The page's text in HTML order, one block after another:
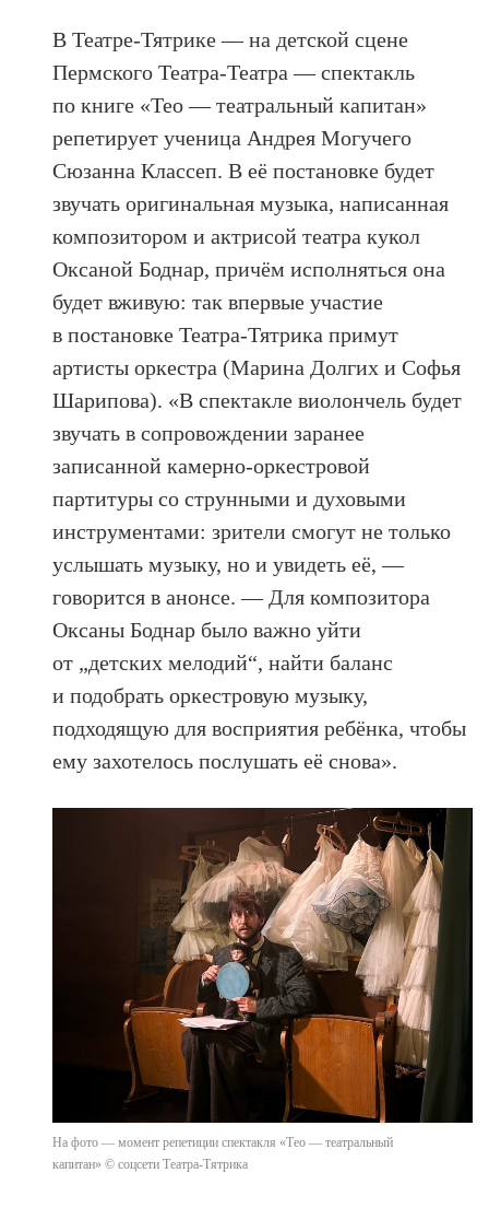
В Театре-Тятрике — на детской сцене
Пермского Театра-Театра — спектакль
по книге «Тео — театральный капитан»
репетирует ученица Андрея Могучего
Сюзанна Классеп. В её постановке будет
звучать оригинальная музыка, написанная
композитором и актрисой театра кукол
Оксаной Боднар, причём исполняться она
будет вживую: так впервые участие
в постановке Театра-Тятрика примут
артисты оркестра (Марина Долгих и Софья
Шарипова). «В спектакле виолончель будет
звучать в сопровождении заранее
записанной камерно-оркестровой
партитуры со струнными и духовыми
инструментами: зрители смогут не только
услышать музыку, но и увидеть её, —
говорится в анонсе. — Для композитора
Оксаны Боднар было важно уйти
от „детских мелодий“, найти баланс
и подобрать оркестровую музыку,
подходящую для восприятия ребёнка, чтобы
ему захотелось послушать её снова».
На фото — момент репетиции спектакля «Тео — театральный
капитан» © соцсети Театра-Тятрика